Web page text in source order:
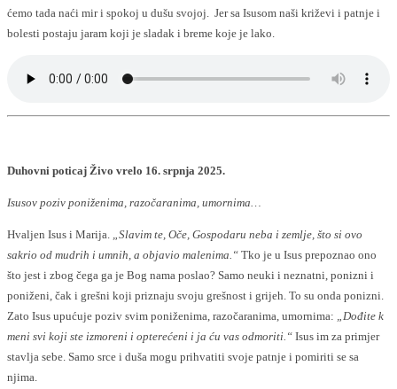
ćemo tada naći mir i spokoj u dušu svojoj. Jer sa Isusom naši križevi i patnje i
bolesti postaju jaram koji je sladak i breme koje je lako.
Duhovni poticaj Živo vrelo 16. srpnja 2025.
Isusov poziv poniženima, razočaranima, umornima…
Hvaljen Isus i Marija.
„Slavim te, Oče, Gospodaru neba i zemlje, što si ovo
sakrio od mudrih i umnih, a objavio malenima.“ Tko je u Isus prepoznao ono
što jest i zbog čega ga je Bog nama poslao? Samo neuki i neznatni, ponizni i
poniženi, čak i grešni koji priznaju svoju grešnost i grijeh. To su onda ponizni.
Zato Isus upućuje poziv svim poniženima, razočaranima, umornima:
„Dođite k
meni svi koji ste izmoreni i opterećeni i ja ću vas odmoriti.“ Isus im za primjer
stavlja sebe. Samo srce i duša mogu prihvatiti svoje patnje i pomiriti se sa
njima.